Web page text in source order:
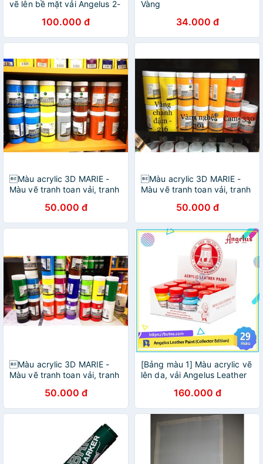
vẽ lên bề mặt vải Angelus 2-
100.000 đ
Vàng
34.000 đ
Màu acrylic 3D MARIE -
Màu vẽ tranh toan vải, tranh
chất liệu - Hộp 300ml
50.000 đ
Màu acrylic 3D MARIE -
Màu vẽ tranh toan vải, tranh
chất liệu - Hộp 300ml
50.000 đ
Màu acrylic 3D MARIE -
Màu vẽ tranh toan vải, tranh
chất liệu - Hộp 300ml
50.000 đ
[Bảng màu 1] Màu acrylic vẽ
lên da, vải Angelus Leather
29.5ml (1Oz)160.000 đ